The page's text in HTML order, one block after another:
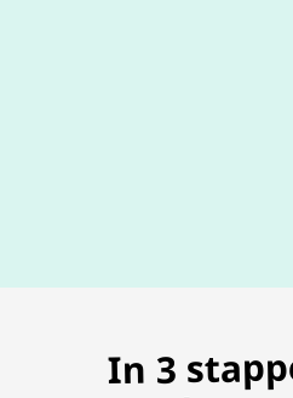
In 3